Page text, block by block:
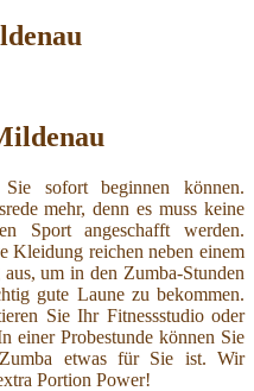
sofort beginnen können.
mehr, denn es muss keine
Sport angeschafft werden.
Kleidung reichen neben einem
um in den Zumba-Stunden
gute Laune zu bekommen.
Sie Ihr Fitnessstudio oder
einer Probestunde können Sie
etwas für Sie ist. Wir
Portion Power!